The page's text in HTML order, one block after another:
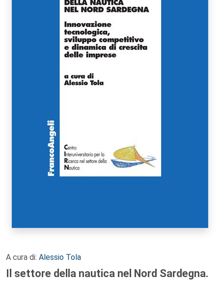
A cura di: Alessio Tola
Il settore della nautica nel Nord Sardegna.